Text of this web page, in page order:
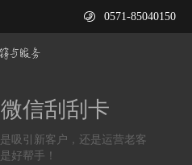
0571-85040150
信刮刮卡
吸引新客户，还是运营老客
好帮手！